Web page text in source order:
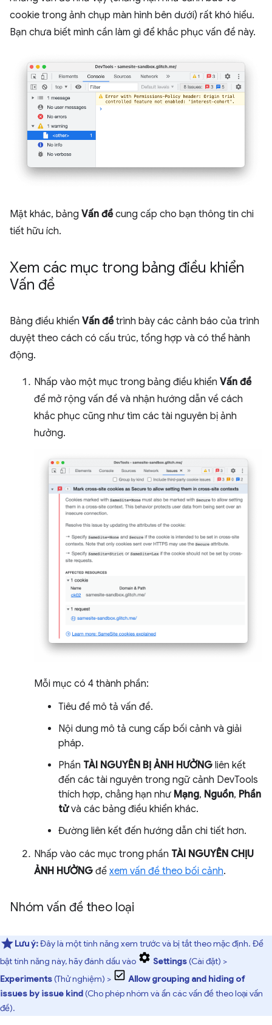
cookie trong ảnh chụp màn hình bên dưới) rất khó hiểu.
Bạn chưa biết mình cần làm gì để khắc phục vấn đề này.
Mặt khác, bảng Vấn đềcung cấp cho bạn thông tin chi
tiết hữu ích.
Xem các mục trong bảng điều khiển
Vấn đề
Bảng điều khiển Vấn đềtrình bày các cảnh báo của trình
duyệt theo cách có cấu trúc, tổng hợp và có thể hành
động.
Nhấp vào một mục trong bảng điều khiển Vấn đề
để mở rộng vấn đề và nhận hướng dẫn về cách
khắc phục cũng như tìm các tài nguyên bị ảnh
hưởng.
Mỗi mục có 4 thành phần:
Tiêu đề mô tả vấn đề.
Nội dung mô tả cung cấp bối cảnh và giải
pháp.
Phần TÀI NGUYÊN BỊ ẢNH HƯỞNG liên kết
đến các tài nguyên trong ngữ cảnh DevTools
thích hợp, chẳng hạn như Mạng, Nguồn, Phần
tửvà các bảng điều khiển khác.
Đường liên kết đến hướng dẫn chi tiết hơn.
Nhấp vào các mục trong phần TÀI NGUYÊN CHỊU
ẢNH HƯỞNG để xem vấn đề theo bối cảnh.
Nhóm vấn đề theo loại
Lưu ý:Đây là một tính năng xem trước và bị tắt theo mặc định. Để
bật tính năng này, hãy đánh dấu vào
Settings(Cài đặt) >
Experiments(Thử nghiệm) >
Allow grouping and hiding of
issues by issue kind(Cho phép nhóm và ẩn các vấn đề theo loại vấn
đề).